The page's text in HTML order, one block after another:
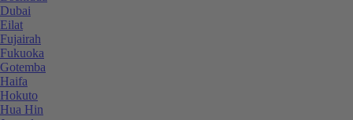
Dubai
Eilat
Fujairah
Fukuoka
Gotemba
Haifa
Hokuto
Hua Hin